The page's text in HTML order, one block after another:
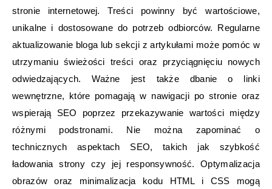
stronie internetowej. Treści powinny być wartościowe,
unikalne i dostosowane do potrzeb odbiorców. Regularne
aktualizowanie bloga lub sekcji z artykułami może pomóc w
utrzymaniu świeżości treści oraz przyciągnięciu nowych
odwiedzających. Ważne jest także dbanie o linki
wewnętrzne, które pomagają w nawigacji po stronie oraz
wspierają SEO poprzez przekazywanie wartości między
różnymi podstronami. Nie można zapominać o
technicznych aspektach SEO, takich jak szybkość
ładowania strony czy jej responsywność. Optymalizacja
obrazów oraz minimalizacja kodu HTML i CSS mogą